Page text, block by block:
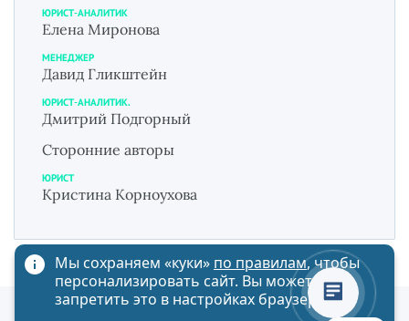
ЮРИСТ-АНАЛИТИК
Елена Миронова
МЕНЕДЖЕР
Давид Гликштейн
ЮРИСТ-АНАЛИТИК.
Дмитрий Подгорный
Сторонние авторы
ЮРИСТ
Кристина Корноухова
Мы сохраняем «куки» по правилам, чтобы
персонализировать сайт. Вы можете
запретить это в настройках браузера